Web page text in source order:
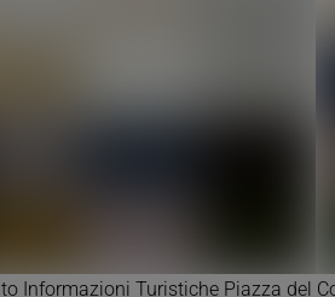
Informazioni Turistiche Piazza del